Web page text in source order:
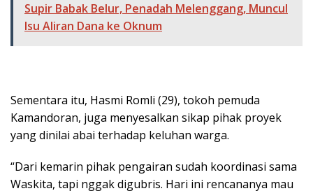
Supir Babak Belur, Penadah Melenggang, Muncul
Isu Aliran Dana ke Oknum
Sementara itu, Hasmi Romli (29), tokoh pemuda
Kamandoran, juga menyesalkan sikap pihak proyek
yang dinilai abai terhadap keluhan warga.
“Dari kemarin pihak pengairan sudah koordinasi sama
Waskita, tapi nggak digubris. Hari ini rencananya mau